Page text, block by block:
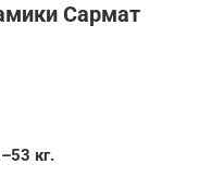
Сармат
кг.